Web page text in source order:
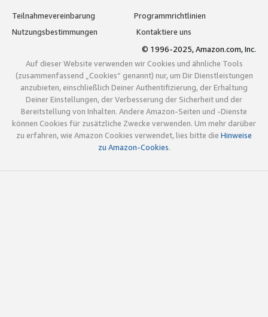
Teilnahmevereinbarung
Programmrichtlinien
Nutzungsbestimmungen
Kontaktiere uns
© 1996-2025, Amazon.com, Inc.
Auf dieser Website verwenden wir Cookies und ähnliche Tools
(zusammenfassend „Cookies“ genannt) nur, um Dir Dienstleistungen
anzubieten, einschließlich Deiner Authentifizierung, der Erhaltung
Deiner Einstellungen, der Verbesserung der Sicherheit und der
Bereitstellung von Inhalten. Andere Amazon-Seiten und -Dienste
können Cookies für zusätzliche Zwecke verwenden. Um mehr darüber
zu erfahren, wie Amazon Cookies verwendet, lies bitte die Hinweise
zu Amazon-Cookies.